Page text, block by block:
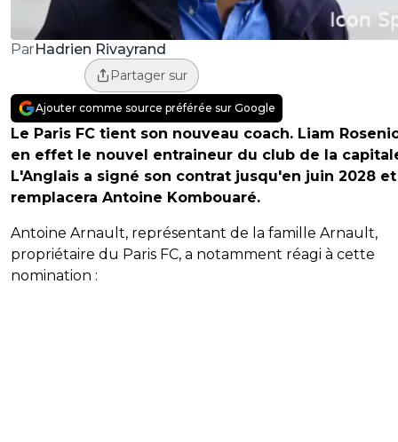
ParHadrien Rivayrand
Partager sur
Ajouter comme source préférée sur Google
Le Paris FC tient son nouveau coach. Liam
en effet le nouvel entraineur du club de la
L'Anglais a signé son contrat jusqu'en juin 2028 et
remplacera Antoine Kombouaré.
Antoine Arnault, représentant de la famille Arnault,
propriétaire du Paris FC, a notamment réagi à cette
nomination :